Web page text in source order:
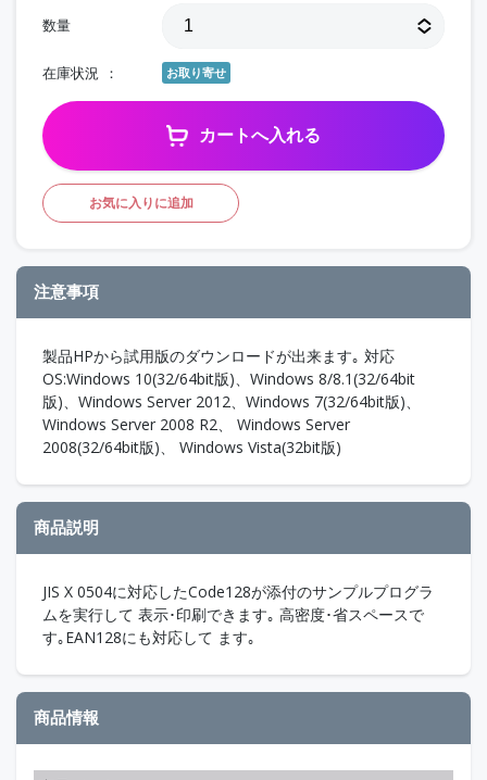
数量
在庫状況 お取り寄せ
カートへ入れる
お気に入りに追加
注意事項
製品HPから試用版のダウンロードが出来ます｡ 対応
OS:Windows 10(32/64bit版)、Windows 8/8.1(32/64bit
版)、Windows Server 2012、Windows 7(32/64bit版)、
Windows Server 2008 R2、 Windows Server
2008(32/64bit版)、 Windows Vista(32bit版)
商品説明
JIS X 0504に対応したCode128が添付のサンプルプログラ
ムを実行して 表示･印刷できます｡ 高密度･省スペースで
す｡EAN128にも対応して ます｡
商品情報